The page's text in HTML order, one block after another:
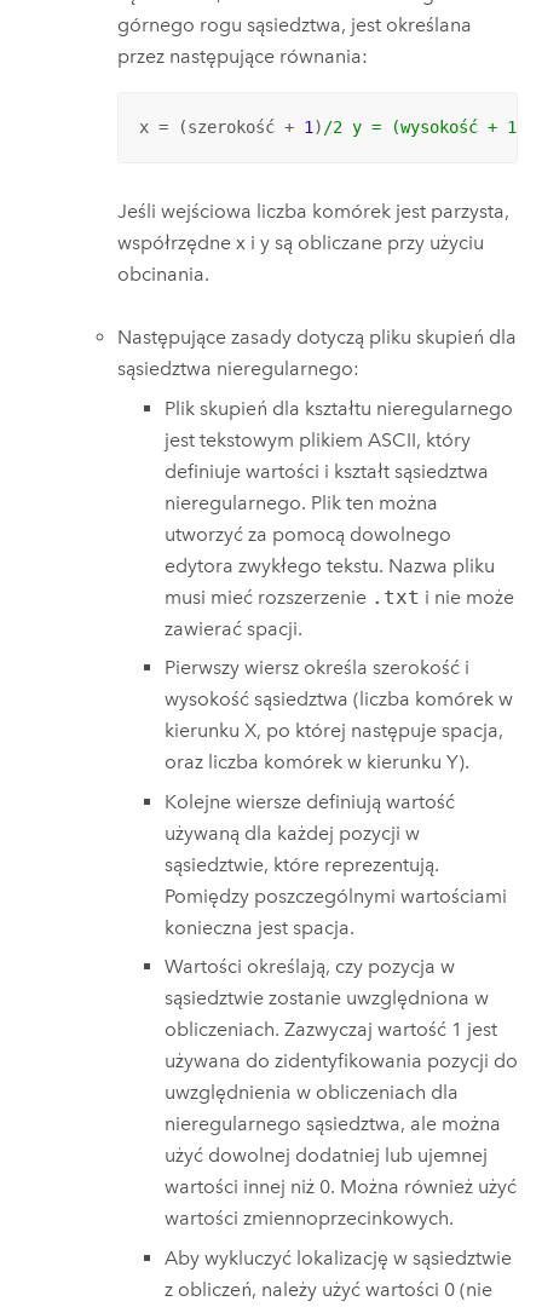
górnego rogu sąsiedztwa, jest określana
przez następujące równania:
x = (szerokość + 1)/2 y = (wysokość + 1)/
Jeśli wejściowa liczba komórek jest parzysta,
współrzędne x i y są obliczane przy użyciu
obcinania.
Następujące zasady dotyczą pliku skupień dla
sąsiedztwa nieregularnego:
Plik skupień dla kształtu nieregularnego
jest tekstowym plikiem ASCII, który
definiuje wartości i kształt sąsiedztwa
nieregularnego. Plik ten można
utworzyć za pomocą dowolnego
edytora zwykłego tekstu. Nazwa pliku
musi mieć rozszerzenie .txt i nie może
zawierać spacji.
Pierwszy wiersz określa szerokość i
wysokość sąsiedztwa (liczba komórek w
kierunku X, po której następuje spacja,
oraz liczba komórek w kierunku Y).
Kolejne wiersze definiują wartość
używaną dla każdej pozycji w
sąsiedztwie, które reprezentują.
Pomiędzy poszczególnymi wartościami
konieczna jest spacja.
Wartości określają, czy pozycja w
sąsiedztwie zostanie uwzględniona w
obliczeniach. Zazwyczaj wartość 1 jest
używana do zidentyfikowania pozycji do
uwzględnienia w obliczeniach dla
nieregularnego sąsiedztwa, ale można
użyć dowolnej dodatniej lub ujemnej
wartości innej niż 0. Można również użyć
wartości zmiennoprzecinkowych.
Aby wykluczyć lokalizację w sąsiedztwie
z obliczeń, należy użyć wartości 0 (nie